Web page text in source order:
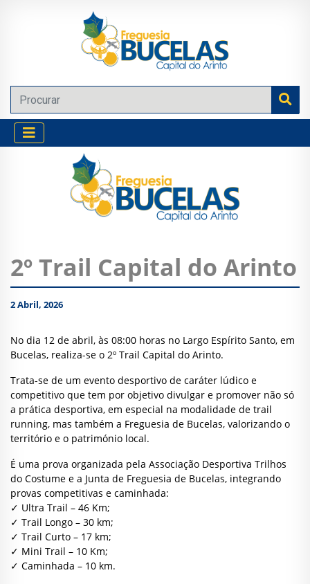
2º Trail Capital do Arinto
2 Abril, 2026
No dia 12 de abril, às 08:00 horas no Largo Espírito Santo, em
Bucelas, realiza-se o 2º Trail Capital do Arinto.
Trata-se de um evento desportivo de caráter lúdico e
competitivo que tem por objetivo divulgar e promover não só
a prática desportiva, em especial na modalidade de trail
running, mas também a Freguesia de Bucelas, valorizando o
território e o património local.
É uma prova organizada pela Associação Desportiva Trilhos
do Costume e a Junta de Freguesia de Bucelas, integrando
provas competitivas e caminhada:
✓ Ultra Trail – 46 Km;
✓ Trail Longo – 30 km;
✓ Trail Curto – 17 km;
✓ Mini Trail – 10 Km;
✓ Caminhada – 10 km.